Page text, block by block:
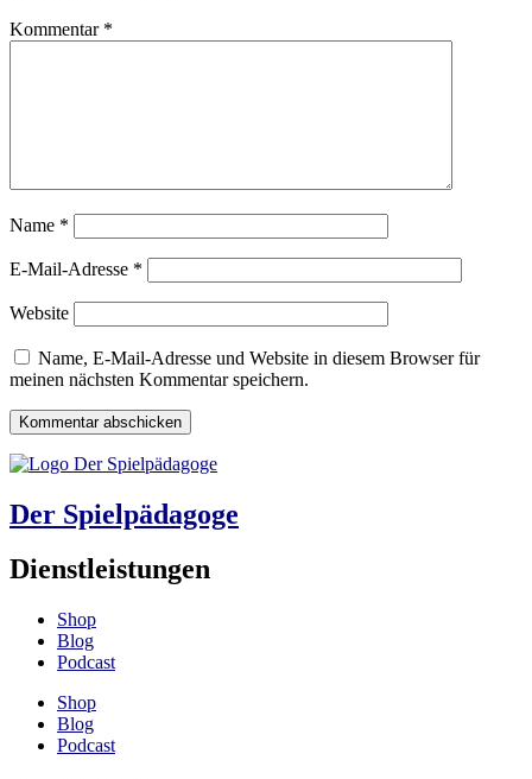
Kommentar *
Name *
E-Mail-Adresse *
Website
Name, E-Mail-Adresse und Website in diesem Browser für
meinen nächsten Kommentar speichern.
Der Spielpädagoge
Dienstleistungen
Shop
Blog
Podcast
Shop
Blog
Podcast